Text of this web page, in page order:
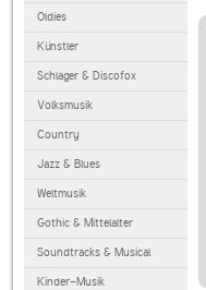
Oldies
Künstler
Schlager & Discofox
Volksmusik
Country
Jazz & Blues
Weltmusik
Gothic & Mittelalter
Soundtracks & Musical
Kinder-Musik